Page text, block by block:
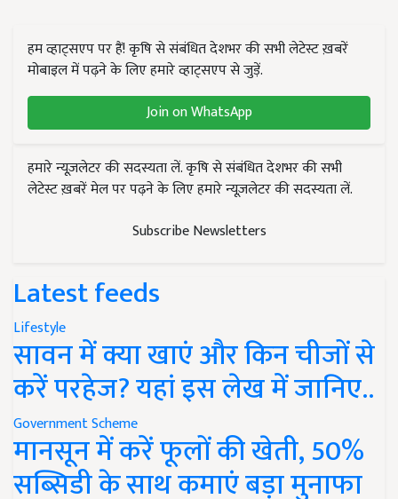
हम व्हाट्सएप पर हैं! कृषि से संबंधित देशभर की सभी लेटेस्ट ख़बरें
मोबाइल में पढ़ने के लिए हमारे व्हाट्सएप से जुड़ें.
Join on WhatsApp
हमारे न्यूज़लेटर की सदस्यता लें. कृषि से संबंधित देशभर की सभी
लेटेस्ट ख़बरें मेल पर पढ़ने के लिए हमारे न्यूज़लेटर की सदस्यता लें.
Subscribe Newsletters
Latest feeds
Lifestyle
सावन में क्या खाएं और किन चीजों से
करें परहेज? यहां इस लेख में जानिए..
Government Scheme
मानसून में करें फूलों की खेती, 50%
सब्सिडी के साथ कमाएं बड़ा मुनाफा